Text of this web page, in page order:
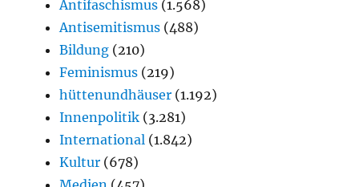
Antifaschismus (1.568)
Antisemitismus (488)
Bildung (210)
Feminismus (219)
hüttenundhäuser (1.192)
Innenpolitik (3.281)
International (1.842)
Kultur (678)